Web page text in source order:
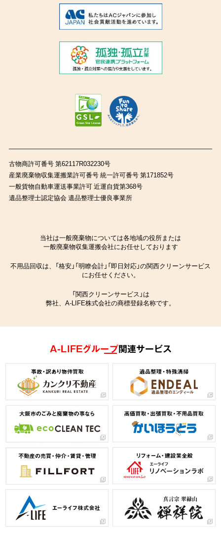
古物商許可番号 第62117R032230号
産業廃棄物収集運搬業許可番号 統一許可番号 第171852号
一般貨物自動車運送事業許可 近運自貨第368号
遺品整理士認定協会 遺品整理士優良事業所
当社は一般廃棄物については各地域の役所または
一般廃棄物収集運搬会社にお任せしております
不用品回収は、「格安」「明瞭会計」「即日対応」の関西クリーンサービス
にお任せください。
「関西クリーンサービス」は
弊社、A-LIFE株式会社の商標登録名称です。
A-LIFEグループ関連サービス